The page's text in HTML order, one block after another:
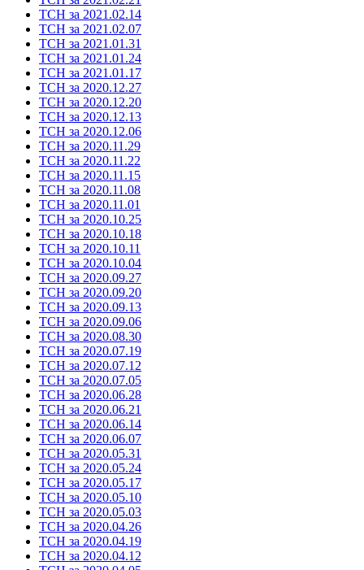
ТСН за 2021.02.14
ТСН за 2021.02.07
ТСН за 2021.01.31
ТСН за 2021.01.24
ТСН за 2021.01.17
ТСН за 2020.12.27
ТСН за 2020.12.20
ТСН за 2020.12.13
ТСН за 2020.12.06
ТСН за 2020.11.29
ТСН за 2020.11.22
ТСН за 2020.11.15
ТСН за 2020.11.08
ТСН за 2020.11.01
ТСН за 2020.10.25
ТСН за 2020.10.18
ТСН за 2020.10.11
ТСН за 2020.10.04
ТСН за 2020.09.27
ТСН за 2020.09.20
ТСН за 2020.09.13
ТСН за 2020.09.06
ТСН за 2020.08.30
ТСН за 2020.07.19
ТСН за 2020.07.12
ТСН за 2020.07.05
ТСН за 2020.06.28
ТСН за 2020.06.21
ТСН за 2020.06.14
ТСН за 2020.06.07
ТСН за 2020.05.31
ТСН за 2020.05.24
ТСН за 2020.05.17
ТСН за 2020.05.10
ТСН за 2020.05.03
ТСН за 2020.04.26
ТСН за 2020.04.19
ТСН за 2020.04.12